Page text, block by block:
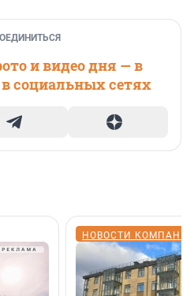
и видео дня — в
социальных сетях
НОВОСТИ